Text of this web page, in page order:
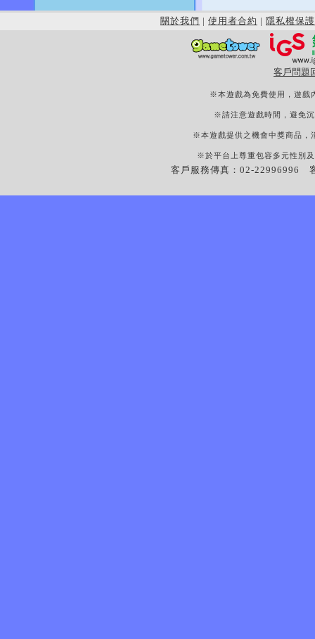
關於我們 | 使用者合約 | 隱私權保護
客戶問題
※本遊戲為免費使用，遊戲
※請注意遊戲時間，避免
※本遊戲提供之機會中獎商品，
※於平台上尊重包容多元性別
客戶服務傳真：02-22996996